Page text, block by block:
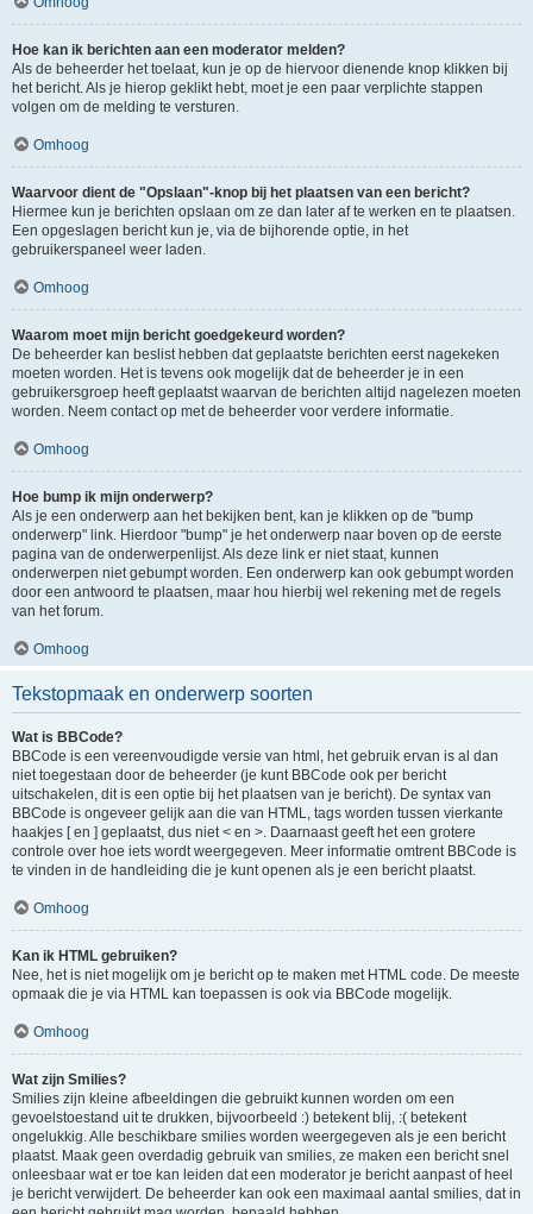
Hoe kan ik berichten aan een moderator melden?
Als de beheerder het toelaat, kun je op de hiervoor dienende knop klikken bij
het bericht. Als je hierop geklikt hebt, moet je een paar verplichte stappen
volgen om de melding te versturen.
Omhoog
Waarvoor dient de "Opslaan"-knop bij het plaatsen van een bericht?
Hiermee kun je berichten opslaan om ze dan later af te werken en te plaatsen.
Een opgeslagen bericht kun je, via de bijhorende optie, in het
gebruikerspaneel weer laden.
Omhoog
Waarom moet mijn bericht goedgekeurd worden?
De beheerder kan beslist hebben dat geplaatste berichten eerst nagekeken
moeten worden. Het is tevens ook mogelijk dat de beheerder je in een
gebruikersgroep heeft geplaatst waarvan de berichten altijd nagelezen moeten
worden. Neem contact op met de beheerder voor verdere informatie.
Omhoog
Hoe bump ik mijn onderwerp?
Als je een onderwerp aan het bekijken bent, kan je klikken op de "bump
onderwerp" link. Hierdoor "bump" je het onderwerp naar boven op de eerste
pagina van de onderwerpenlijst. Als deze link er niet staat, kunnen
onderwerpen niet gebumpt worden. Een onderwerp kan ook gebumpt worden
door een antwoord te plaatsen, maar hou hierbij wel rekening met de regels
van het forum.
Omhoog
Tekstopmaak en onderwerp soorten
Wat is BBCode?
BBCode is een vereenvoudigde versie van html, het gebruik ervan is al dan
niet toegestaan door de beheerder (je kunt BBCode ook per bericht
uitschakelen, dit is een optie bij het plaatsen van je bericht). De syntax van
BBCode is ongeveer gelijk aan die van HTML, tags worden tussen vierkante
haakjes [ en ] geplaatst, dus niet < en >. Daarnaast geeft het een grotere
controle over hoe iets wordt weergegeven. Meer informatie omtrent BBCode is
te vinden in de handleiding die je kunt openen als je een bericht plaatst.
Omhoog
Kan ik HTML gebruiken?
Nee, het is niet mogelijk om je bericht op te maken met HTML code. De meeste
opmaak die je via HTML kan toepassen is ook via BBCode mogelijk.
Omhoog
Wat zijn Smilies?
Smilies zijn kleine afbeeldingen die gebruikt kunnen worden om een
gevoelstoestand uit te drukken, bijvoorbeeld :) betekent blij, :( betekent
ongelukkig. Alle beschikbare smilies worden weergegeven als je een bericht
plaatst. Maak geen overdadig gebruik van smilies, ze maken een bericht snel
onleesbaar wat er toe kan leiden dat een moderator je bericht aanpast of heel
je bericht verwijdert. De beheerder kan ook een maximaal aantal smilies, dat in